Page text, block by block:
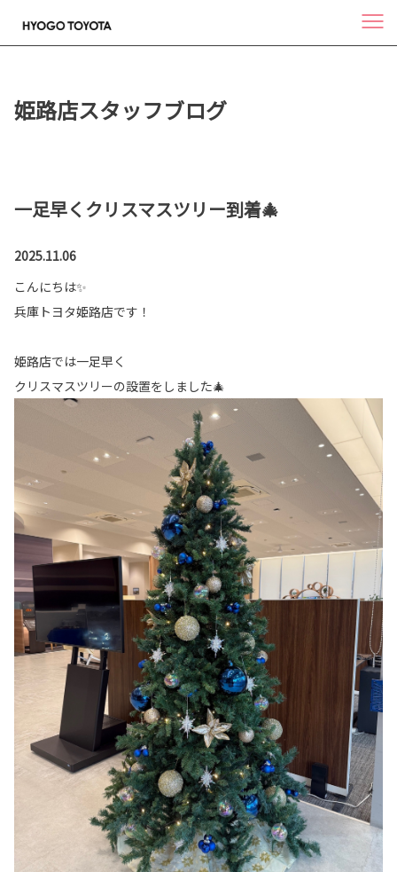
姫路店スタッフブログ
一足早くクリスマスツリー到着🎄
2025.11.06
こんにちは✨
兵庫トヨタ姫路店です！
姫路店では一足早く
クリスマスツリーの設置をしました🎄